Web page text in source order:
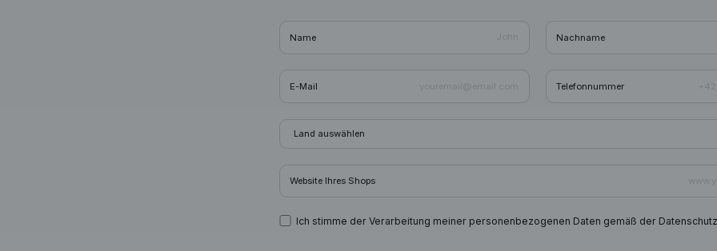
Name Nachname
E-Mail Telefonnummer
Website Ihres Shops
Ich stimme der Verarbeitung meiner personenbezogenen Daten gemäß der